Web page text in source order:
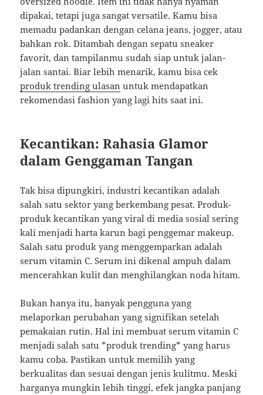
dipakai, tetapi juga sangat versatile. Kamu bisa
memadu padankan dengan celana jeans, jogger, atau
bahkan rok. Ditambah dengan sepatu sneaker
favorit, dan tampilanmu sudah siap untuk jalan-
jalan santai. Biar lebih menarik, kamu bisa cek
produk trending ulasan untuk mendapatkan
rekomendasi fashion yang lagi hits saat ini.
Kecantikan: Rahasia Glamor
dalam Genggaman Tangan
Tak bisa dipungkiri, industri kecantikan adalah
salah satu sektor yang berkembang pesat. Produk-
produk kecantikan yang viral di media sosial sering
kali menjadi harta karun bagi penggemar makeup.
Salah satu produk yang menggemparkan adalah
serum vitamin C. Serum ini dikenal ampuh dalam
mencerahkan kulit dan menghilangkan noda hitam.
Bukan hanya itu, banyak pengguna yang
melaporkan perubahan yang signifikan setelah
pemakaian rutin. Hal ini membuat serum vitamin C
menjadi salah satu *produk trending* yang harus
kamu coba. Pastikan untuk memilih yang
berkualitas dan sesuai dengan jenis kulitmu. Meski
harganya mungkin lebih tinggi, efek jangka panjang